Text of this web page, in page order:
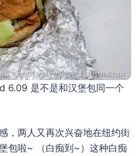
6.09 是不是和汉堡包同一个
，两人又再次兴奋地在纽约街
包啦~ （白痴到~）这种白痴